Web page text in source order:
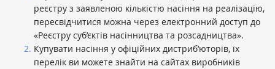
реєстру з заявленою кількістю насіння на реалізацію,
пересвідчитися можна через електронний доступ до
«Реєстру суб’єктів насінництва та розсадництва».
Купувати насіння у офіційних дистриб’юторів, їх
перелік ви можете знайти на сайтах виробників